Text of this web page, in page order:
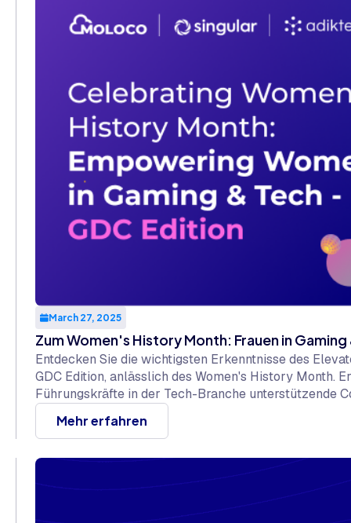
March 27, 2025
Zum Women's History Month: Frauen in
Entdecken Sie die wichtigsten Erkenntnisse des
GDC Edition, anlässlich des Women's History Month.
Führungskräfte in der Tech-Branche unterstützende
Chancen verwandeln und zu mutigen Ambitionen für
Mehr erfahren